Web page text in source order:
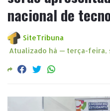
nacional de
SiteTribuna
Atualizado há — terça-feira,